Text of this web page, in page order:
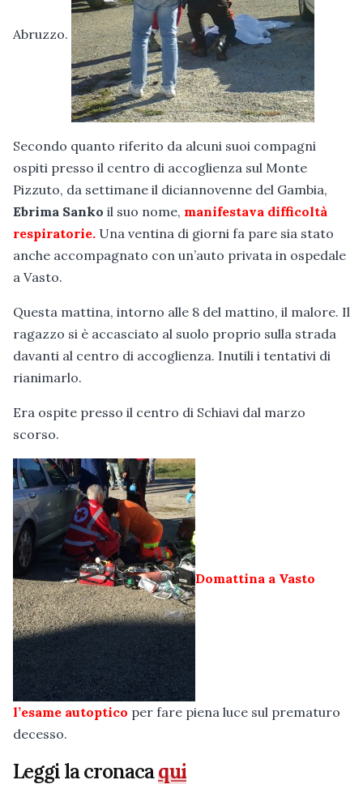
Abruzzo.
Secondo quanto riferito da alcuni suoi compagni
ospiti presso il centro di accoglienza sul Monte
Pizzuto, da settimane il diciannovenne del Gambia,
Ebrima Sanko il suo nome, manifestava difficoltà
respiratorie. Una ventina di giorni fa pare sia stato
anche accompagnato con un’auto privata in ospedale
a Vasto.
Questa mattina, intorno alle 8 del mattino, il malore. Il
ragazzo si è accasciato al suolo proprio sulla strada
davanti al centro di accoglienza. Inutili i tentativi di
rianimarlo.
Era ospite presso il centro di Schiavi dal marzo
scorso.
Domattina a Vasto
l’esame autoptico per fare piena luce sul prematuro
decesso.
Leggi la cronacaqui